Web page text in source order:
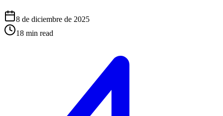
8 de diciembre de 2025
18 min read